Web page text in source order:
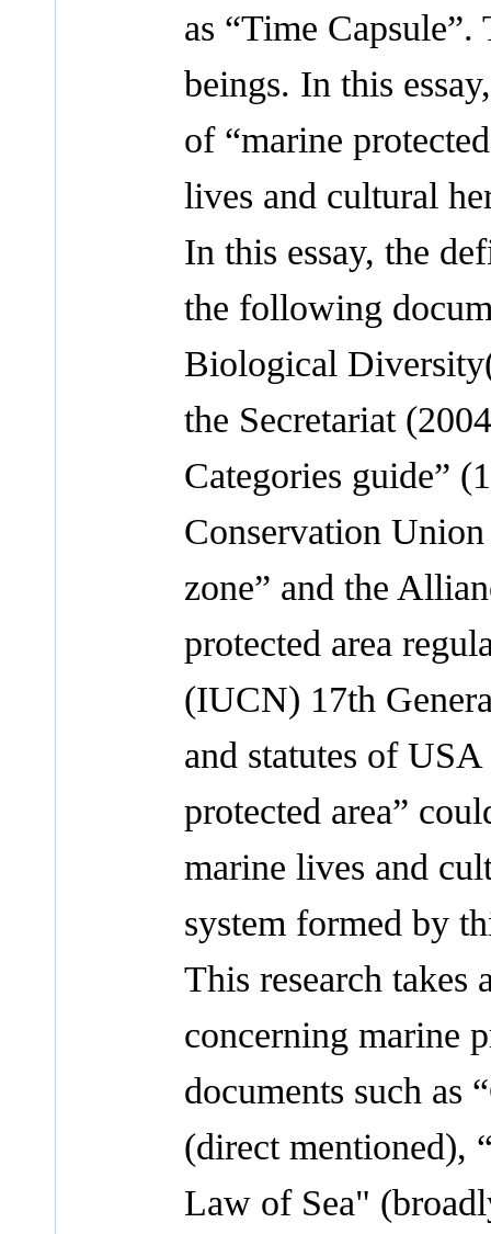
as “Time
beings. In this
of “marine
lives and cultural
In this essay, the
the following
Biological
the Secretariat
Categories guide”
Conservation
zone” and the
protected area
(IUCN) 17th
and statutes of
protected area”
marine lives and
system formed by
This research takes
concerning marine
documents such
(direct mentioned),
Law of Sea"